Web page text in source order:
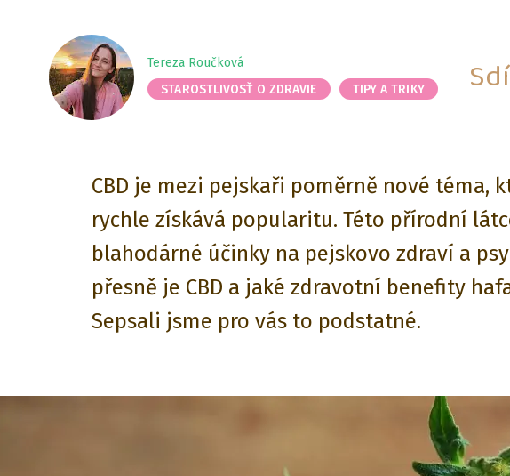
Tereza Roučková
STAROSTLIVOSŤ O ZDRAVIE
TIPY A TRIKY
CBD je mezi pejskaři poměrně nové téma,
rychle získává popularitu. Této přírodní
blahodárné účinky na pejskovo zdraví a
přesně je CBD a jaké zdravotní benefity
Sepsali jsme pro vás to podstatné.